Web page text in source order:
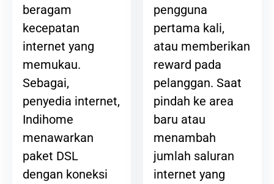
beragam
kecepatan
internet yang
memukau.
Sebagai,
penyedia internet,
Indihome
menawarkan
paket DSL
dengan koneksi
pengguna
pertama kali,
atau memberikan
reward pada
pelanggan. Saat
pindah ke area
baru atau
menambah
jumlah saluran
internet yang